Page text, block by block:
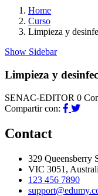
Home
Curso
Limpieza y
Show Sidebar
Limpieza y
SENAC-EDITOR 0
Compartir con:
Contact
329 Queensberry
VIC 3051,
123 456 7890